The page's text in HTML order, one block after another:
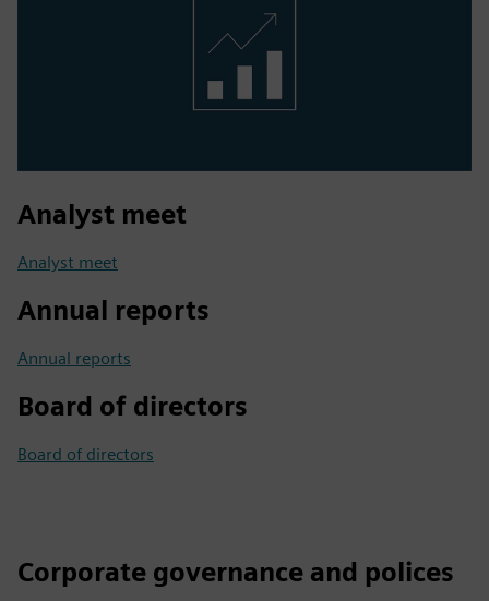
Analyst meet
Analyst meet
Annual reports
Annual reports
Board of directors
Board of directors
Corporate governance and polices